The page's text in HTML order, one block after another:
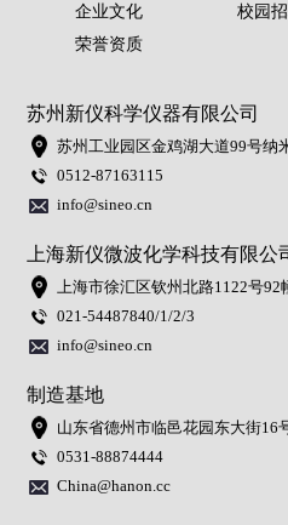
企业文化
荣誉资质
校园
苏州新仪科学仪器有限公司
苏州工业园区金鸡湖大道99号纳
0512-87163115
info@sineo.cn
上海新仪微波化学科技有限公
上海市徐汇区钦州北路1122号92
021-54487840/1/2/3
info@sineo.cn
制造基地
山东省德州市临邑花园东大街16
0531-88874444
China@hanon.cc